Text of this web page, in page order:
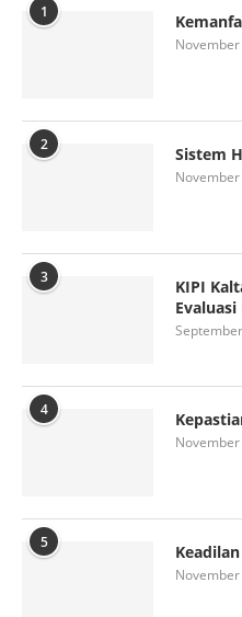
1
2 Sistem
3
KIPI
4
5